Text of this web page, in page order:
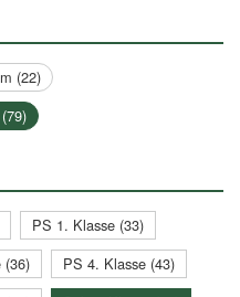
(22)
PS 1. Klasse (33)
(36)
PS 4. Klasse (43)